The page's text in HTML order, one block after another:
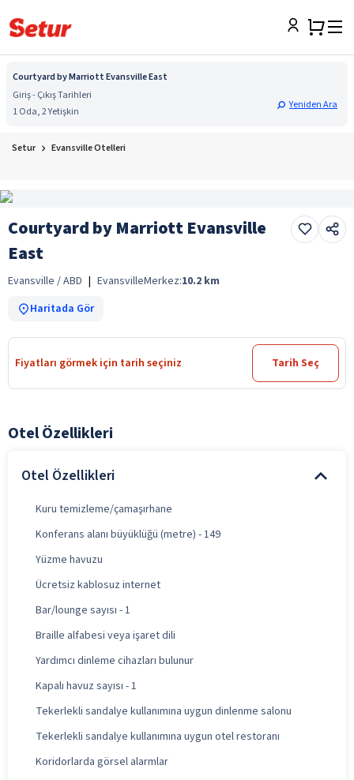
Courtyard by Marriott Evansville East
Giriş - Çıkış Tarihleri
1 Oda, 2 Yetişkin
Yeniden Ara
Setur Evansville Otelleri
Courtyard by Marriott Evansville
East
Evansville / ABD | EvansvilleMerkez:10.2 km
Haritada Gör
Fiyatları görmek için tarih seçiniz Tarih Seç
Otel Özellikleri
Otel Özellikleri
Kuru temizleme/çamaşırhane
Konferans alanı büyüklüğü (metre) - 149
Yüzme havuzu
Ücretsiz kablosuz internet
Bar/lounge sayısı - 1
Braille alfabesi veya işaret dili
Yardımcı dinleme cihazları bulunur
Kapalı havuz sayısı - 1
Tekerlekli sandalye kullanımına uygun dinlenme salonu
Tekerlekli sandalye kullanımına uygun otel restoranı
Koridorlarda görsel alarmlar